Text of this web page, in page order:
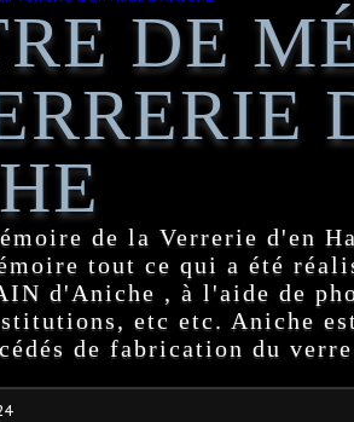
DE
de la Verrerie d'en
tout ce qui a été
d'Aniche , à l'aide de
etc etc. Aniche
de fabrication du